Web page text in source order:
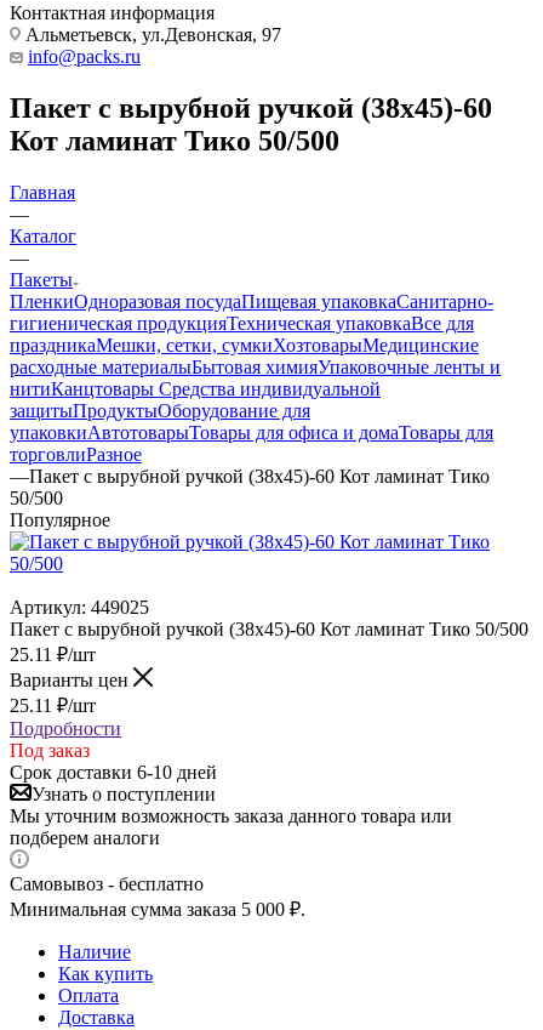
Контактная информация
Альметьевск, ​ул.Девонская, 97
info@packs.ru
Пакет с вырубной ручкой (38х45)-60
Кот ламинат Тико 50/500
Главная
—
Каталог
—
Пакеты
ПленкиОдноразовая посудаПищевая упаковкаСанитарно-
гигиеническая продукцияТехническая упаковкаВсе для
праздникаМешки, сетки, сумкиХозтоварыМедицинские
расходные материалыБытовая химияУпаковочные ленты и
нитиКанцтовары Средства индивидуальной
защитыПродуктыОборудование для
упаковкиАвтотоварыТовары для офиса и домаТовары для
торговлиРазное
—Пакет с вырубной ручкой (38х45)-60 Кот ламинат Тико
50/500
Популярное
Артикул: 449025
Пакет с вырубной ручкой (38х45)-60 Кот ламинат Тико 50/500
25.11 ₽/шт
Варианты цен
25.11 ₽/шт
Подробности
Под заказ
Срок доставки 6-10 дней
Узнать о поступлении
Мы уточним возможность заказа данного товара или
подберем аналоги
Самовывоз - бесплатно
Минимальная сумма заказа 5 000 ₽.
Наличие
Как купить
Оплата
Доставка